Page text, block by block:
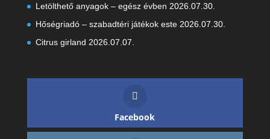
Letölthető anyagok – egész évben 2026.07.30.
Hőségriadó – szabadtéri játékok este 2026.07.30.
Citrus girland 2026.07.07.
Facebook